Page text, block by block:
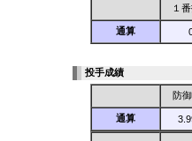
１
通算
投手成績
防
通算